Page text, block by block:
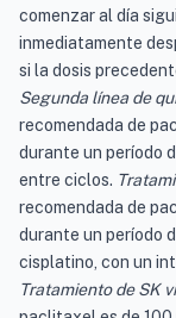
comenzar al día
inmediatamente
si la dosis
Segunda línea de
recomendada de
durante un período
entre ciclos.
recomendada de
durante un período
cisplatino, con un
Tratamiento de SK